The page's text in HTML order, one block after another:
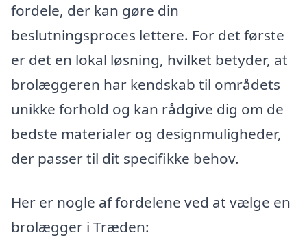
fordele, der kan gøre din
beslutningsproces lettere. For det første
er det en lokal løsning, hvilket betyder, at
brolæggeren har kendskab til områdets
unikke forhold og kan rådgive dig om de
bedste materialer og designmuligheder,
der passer til dit specifikke behov.
Her er nogle af fordelene ved at vælge en
brolægger i Træden: